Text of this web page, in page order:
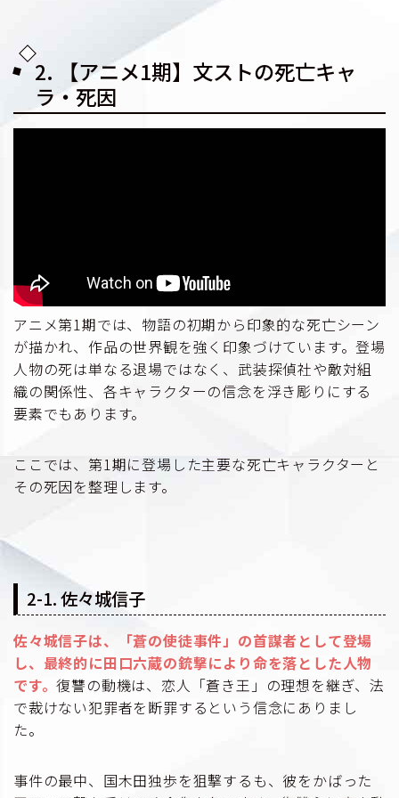
2. 【アニメ1期】文ストの死亡キャ
ラ・死因
アニメ第1期では、物語の初期から印象的な死亡シーン
が描かれ、作品の世界観を強く印象づけています。登場
人物の死は単なる退場ではなく、武装探偵社や敵対組
織の関係性、各キャラクターの信念を浮き彫りにする
要素でもあります。
ここでは、第1期に登場した主要な死亡キャラクターと
その死因を整理します。
2-1. 佐々城信子
佐々城信子は、「蒼の使徒事件」の首謀者として登場
し、最終的に田口六蔵の銃撃により命を落とした人物
です。復讐の動機は、恋人「蒼き王」の理想を継ぎ、法
で裁けない犯罪者を断罪するという信念にありまし
た。
事件の最中、国木田独歩を狙撃するも、彼をかばった